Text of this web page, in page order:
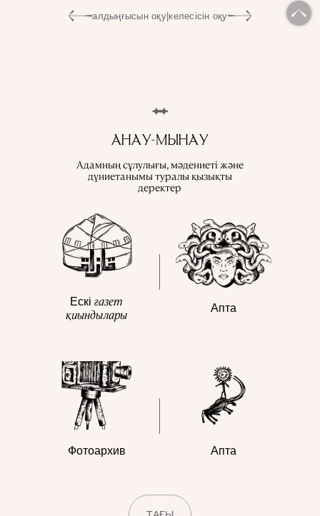
алдыңғысын оқу| келесісін оқу
АНАУ-МЫНАУ
Адамның сұлулығы, мәдениеті және
дүниетанымы туралы қызықты
деректер
Ескі газет
қиындылары
Апта
Фотоархив Апта